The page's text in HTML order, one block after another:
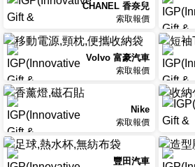
CHANEL 香奈兒
索取報價
Volvo 富豪汽車
索取報價
Nike
索取報價
豐田汽車